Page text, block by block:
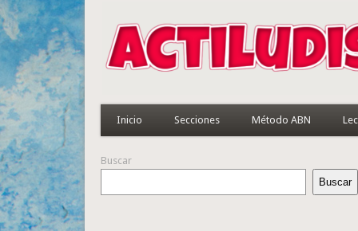
Inicio Secciones Método ABN
Buscar
Buscar